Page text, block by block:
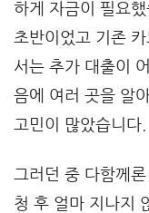
하게 자금이 필요
초반이었고 기존
서는 추가 대출이
음에 여러 곳을 알
고민이 많았습니다.
그러던 중 다함께
청 후 얼마 지나지